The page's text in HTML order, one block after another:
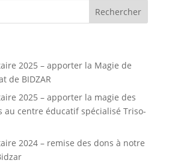
2025 – apporter la Magie de
de BIDZAR
2025 – apporter la magie des
au centre éducatif spécialisé Triso-
2024 – remise des dons à notre